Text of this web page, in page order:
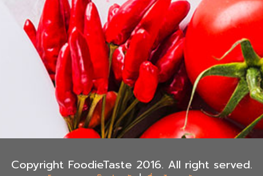
Copyright FoodieTaste 2016. All right served.